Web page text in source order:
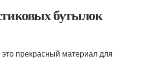
бутылок
прекрасный материал для